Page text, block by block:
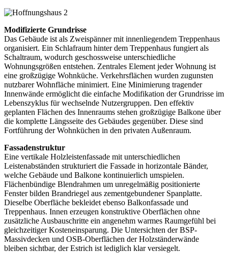
Modifizierte Grundrisse
Das Gebäude ist als Zweispänner mit innenliegendem Treppenhaus
organisiert. Ein Schlafraum hinter dem Treppenhaus fungiert als
Schaltraum, wodurch geschossweise unterschiedliche
Wohnungsgrößen entstehen. Zentrales Element jeder Wohnung ist
eine großzügige Wohnküche. Verkehrsflächen wurden zugunsten
nutzbarer Wohnfläche minimiert. Eine Minimierung tragender
Innenwände ermöglicht die einfache Modifikation der Grundrisse im
Lebenszyklus für wechselnde Nutzergruppen. Den effektiv
geplanten Flächen des Innenraums stehen großzügige Balkone über
die komplette Längsseite des Gebäudes gegenüber. Diese sind
Fortführung der Wohnküchen in den privaten Außenraum.
Fassadenstruktur
Eine vertikale Holzleistenfassade mit unterschiedlichen
Leistenabständen strukturiert die Fassade in horizontale Bänder,
welche Gebäude und Balkone kontinuierlich umspielen.
Flächenbündige Blendrahmen um unregelmäßig positionierte
Fenster bilden Brandriegel aus zementgebundener Spanplatte.
Dieselbe Oberfläche bekleidet ebenso Balkonfassade und
Treppenhaus. Innen erzeugen konstruktive Oberflächen ohne
zusätzliche Ausbauschritte ein angenehm warmes Raumgefühl bei
gleichzeitiger Kosteneinsparung. Die Untersichten der BSP-
Massivdecken und OSB-Oberflächen der Holzständerwände
bleiben sichtbar, der Estrich ist lediglich klar versiegelt.